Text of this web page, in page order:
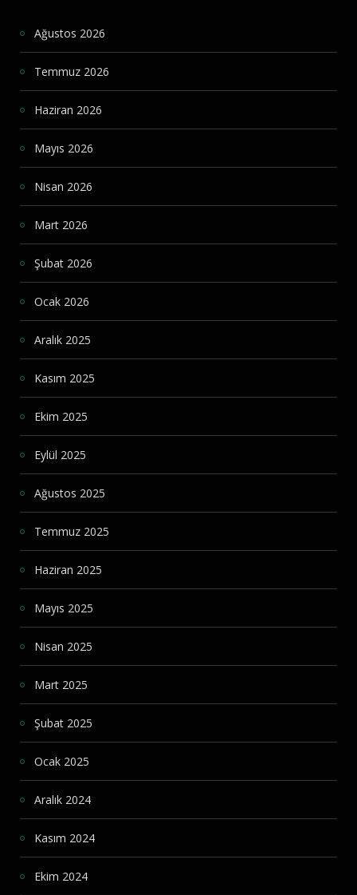
Ağustos 2026
Temmuz 2026
Haziran 2026
Mayıs 2026
Nisan 2026
Mart 2026
Şubat 2026
Ocak 2026
Aralık 2025
Kasım 2025
Ekim 2025
Eylül 2025
Ağustos 2025
Temmuz 2025
Haziran 2025
Mayıs 2025
Nisan 2025
Mart 2025
Şubat 2025
Ocak 2025
Aralık 2024
Kasım 2024
Ekim 2024